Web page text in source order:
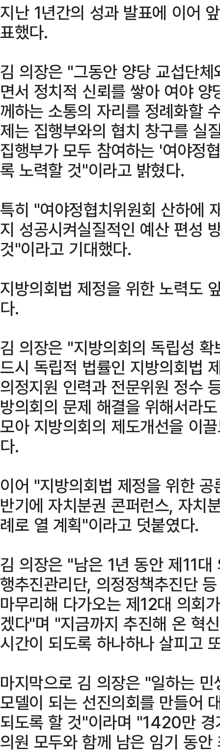
지난 1년간의 성과 발표에 이어
표했다.
김 의장은 "그동안 양당 교섭단
면서 정치적 신뢰를 쌓아 여야
께하는 소통의 자리를 정례화할
제는 집행부와의 협치 창구를 실
집행부가 모두 참여하는 '여야정
록 노력할 것"이라고 밝혔다.
특히 "여야정협치위원회 산하에
지 성공시켜실질적인 예산 편성
것"이라고 기대했다.
지방의회법 제정을 위한 노력도
다.
김 의장은 "지방의회의 독립성
드시 독립적 법률인 지방의회법
의정지원 인력과 전문위원 정수
방의회의 문제 해결을 위해서라
모아 지방의회의 제도개선을 이
다.
이어 "지방의회법 제정을 위한
반기에 자치분권 콘퍼런스, 자치
례로 열 계획"이라고 덧붙였다.
김 의장은 "남은 1년 동안 제11
행추진관리단, 의정정책추진단
마무리해 다가오는 제12대 의회
겠다"며 "지금까지 추진해 온 혁
시간이 되도록 하나하나 살피고
마지막으로 김 의장은 "일하는
모델이 되는 선진의회를 만들어
되도록 할 것"이라며 "1420만
의원 모두와 함께 남은 임기 동